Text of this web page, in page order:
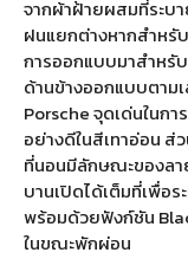
จากผ้าฝ้ายผสมที่ระบ
ฝนแยกต่างหากสำหรั
การออกแบบมาสำหรั
ด้านข้างออกแบบตาม
Porsche จุดเด่นในก
อย่างดีในสีเทาอ่อน ส่
ที่นอนมีลักษณะของลา
บานเปิดได้เต็มที่เพื่อ
พร้อมด้วยฟังก์ชัน
ในขณะพักผ่อน